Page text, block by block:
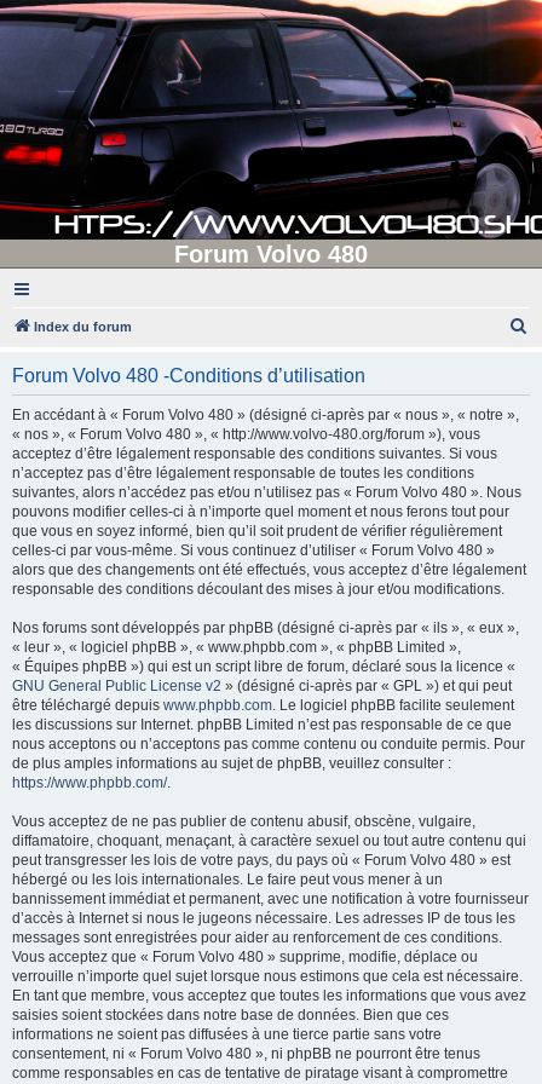
Forum Volvo 480
Index du forum
Forum Volvo 480 -Conditions d’utilisation
En accédant à « Forum Volvo 480 » (désigné ci-après par « nous », « notre »,
« nos », « Forum Volvo 480 », « http://www.volvo-480.org/forum »), vous
acceptez d’être légalement responsable des conditions suivantes. Si vous
n’acceptez pas d’être légalement responsable de toutes les conditions
suivantes, alors n’accédez pas et/ou n’utilisez pas « Forum Volvo 480 ». Nous
pouvons modifier celles-ci à n’importe quel moment et nous ferons tout pour
que vous en soyez informé, bien qu’il soit prudent de vérifier régulièrement
celles-ci par vous-même. Si vous continuez d’utiliser « Forum Volvo 480 »
alors que des changements ont été effectués, vous acceptez d’être légalement
responsable des conditions découlant des mises à jour et/ou modifications.
Nos forums sont développés par phpBB (désigné ci-après par « ils », « eux »,
« leur », « logiciel phpBB », « www.phpbb.com », « phpBB Limited »,
« Équipes phpBB ») qui est un script libre de forum, déclaré sous la licence «
GNU General Public License v2 » (désigné ci-après par « GPL ») et qui peut
être téléchargé depuis www.phpbb.com. Le logiciel phpBB facilite seulement
les discussions sur Internet. phpBB Limited n’est pas responsable de ce que
nous acceptons ou n’acceptons pas comme contenu ou conduite permis. Pour
de plus amples informations au sujet de phpBB, veuillez consulter :
https://www.phpbb.com/.
Vous acceptez de ne pas publier de contenu abusif, obscène, vulgaire,
diffamatoire, choquant, menaçant, à caractère sexuel ou tout autre contenu qui
peut transgresser les lois de votre pays, du pays où « Forum Volvo 480 » est
hébergé ou les lois internationales. Le faire peut vous mener à un
bannissement immédiat et permanent, avec une notification à votre fournisseur
d’accès à Internet si nous le jugeons nécessaire. Les adresses IP de tous les
messages sont enregistrées pour aider au renforcement de ces conditions.
Vous acceptez que « Forum Volvo 480 » supprime, modifie, déplace ou
verrouille n’importe quel sujet lorsque nous estimons que cela est nécessaire.
En tant que membre, vous acceptez que toutes les informations que vous avez
saisies soient stockées dans notre base de données. Bien que ces
informations ne soient pas diffusées à une tierce partie sans votre
consentement, ni « Forum Volvo 480 », ni phpBB ne pourront être tenus
comme responsables en cas de tentative de piratage visant à compromettre